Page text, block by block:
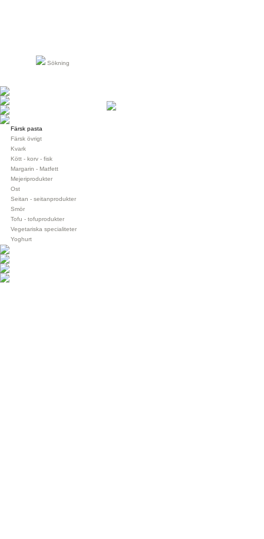
Sökning
Färsk pasta
Färsk övrigt
Kvark
Kött - korv - fisk
Margarin - Matfett
Mejeriprodukter
Ost
Seitan - seitanprodukter
Smör
Tofu - tofuprodukter
Vegetariska specialiteter
Yoghurt